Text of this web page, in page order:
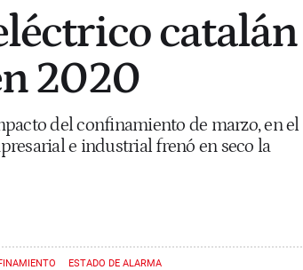
catalán
2020
del confinamiento de marzo, en el
e industrial frenó en seco la
ESTADO DE ALARMA